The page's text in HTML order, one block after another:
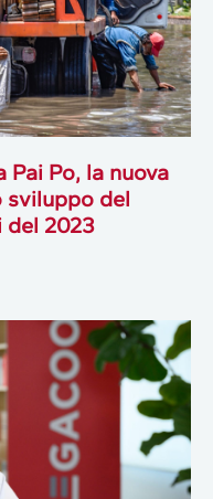
Pai Po, la nuova
sviluppo del
2023